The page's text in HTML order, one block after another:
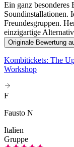
Ein ganz
Soundinstallationen.
Freundesgruppen.
einzigartige
Originale Bewertung
Kombitickets: The
Workshop
F
Fausto N
Italien
Gruppe